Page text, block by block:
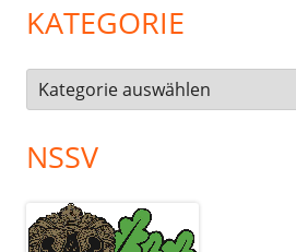
KATEGORIE
Kategorie
NSSV